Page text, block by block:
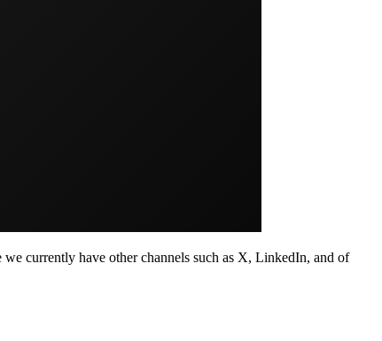
currently have other channels such as X, LinkedIn, and of